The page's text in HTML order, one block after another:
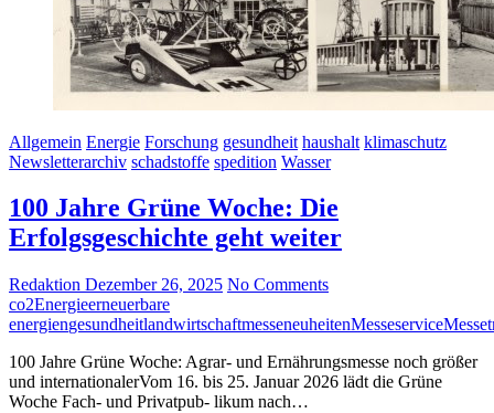
Allgemein Energie Forschung gesundheit haushalt klimaschutz
Newsletterarchiv schadstoffe spedition Wasser
100 Jahre Grüne Woche: Die
Erfolgsgeschichte geht weiter
Redaktion Dezember 26, 2025 No Comments
co2Energieerneuerbare
energiengesundheitlandwirtschaftmesseneuheitenMesseservice
100 Jahre Grüne Woche: Agrar- und Ernährungsmesse noch größer
und internationalerVom 16. bis 25. Januar 2026 lädt die Grüne
Woche Fach- und Privatpub- likum nach…